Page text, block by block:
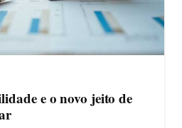
e o novo jeito de